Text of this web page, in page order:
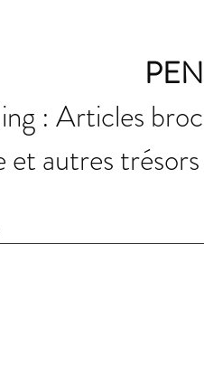
: Articles
et autres